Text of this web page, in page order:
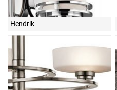
Hendrik